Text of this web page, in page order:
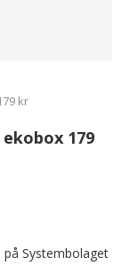
kr
179
Systembolaget